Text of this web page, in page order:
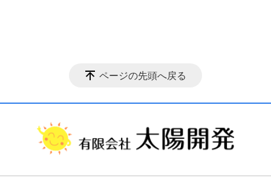
ページの先頭へ戻る